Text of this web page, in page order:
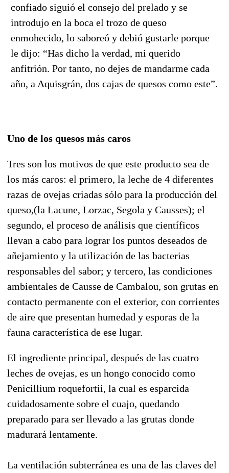
confiado siguió el consejo del prelado y se
introdujo en la boca el trozo de queso
enmohecido, lo saboreó y debió gustarle porque
le dijo: “Has dicho la verdad, mi querido
anfitrión. Por tanto, no dejes de mandarme cada
año, a Aquisgrán, dos cajas de quesos como este”.
Uno de los quesos más caros
Tres son los motivos de que este producto sea de
los más caros: el primero, la leche de 4 diferentes
razas de ovejas criadas sólo para la producción del
queso,(la Lacune, Lorzac, Segola y Causses); el
segundo, el proceso de análisis que científicos
llevan a cabo para lograr los puntos deseados de
añejamiento y la utilización de las bacterias
responsables del sabor; y tercero, las condiciones
ambientales de Causse de Cambalou, son grutas en
contacto permanente con el exterior, con corrientes
de aire que presentan humedad y esporas de la
fauna característica de ese lugar.
El ingrediente principal, después de las cuatro
leches de ovejas, es un hongo conocido como
Penicillium roquefortii, la cual es esparcida
cuidadosamente sobre el cuajo, quedando
preparado para ser llevado a las grutas donde
madurará lentamente.
La ventilación subterránea es una de las claves del